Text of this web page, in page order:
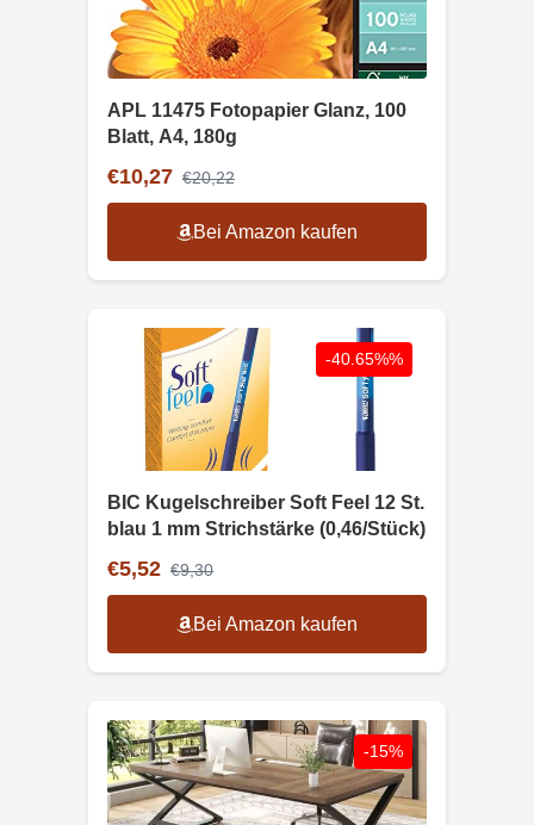
APL 11475 Fotopapier Glanz, 100
Blatt, A4, 180g
€10,27 €20,22
Bei Amazon kaufen
-40.65%%
BIC Kugelschreiber Soft Feel 12 St.
blau 1 mm Strichstärke (0,46/Stück)
€5,52 €9,30
Bei Amazon kaufen
-15%